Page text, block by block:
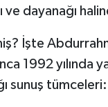
ve dayanağı
İşte
1992 yılında
sunuş tümceleri: